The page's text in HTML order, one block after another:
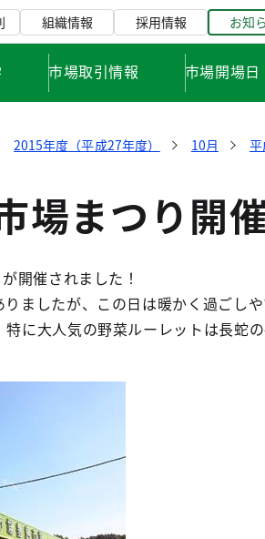
組織情報 採用情報 お知
市場取引情報 市場開場
2015年度（平成27年度） 10月
場まつり開
開催されました！
ましたが、この日は暖かく過ごし
に大人気の野菜ルーレットは長蛇